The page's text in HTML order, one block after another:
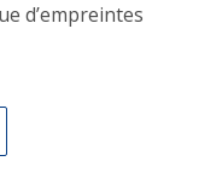
d’empreintes